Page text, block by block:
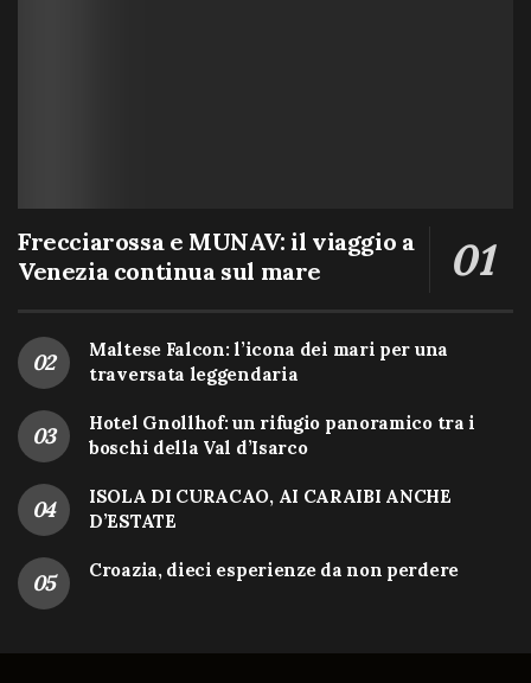
Frecciarossa e MUNAV: il viaggio a
Venezia continua sul mare
Maltese Falcon: l’icona dei mari per una
traversata leggendaria
Hotel Gnollhof: un rifugio panoramico tra i
boschi della Val d’Isarco
ISOLA DI CURACAO, AI CARAIBI ANCHE
D’ESTATE
Croazia, dieci esperienze da non perdere